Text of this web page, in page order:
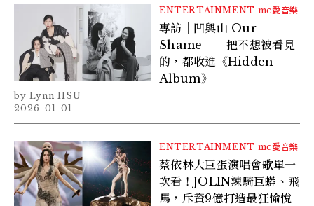
ENTERTAINMENT mc愛音樂
專訪｜凹與山 Our
Shame——把不想被看見
的，都收進《Hidden
Album》
Lynn HSU
2026-01-01
ENTERTAINMENT mc愛音樂
蔡依林大巨蛋演唱會歌單一
次看！JOLIN辣騎巨蟒、飛
馬，斥資9億打造最狂愉悅